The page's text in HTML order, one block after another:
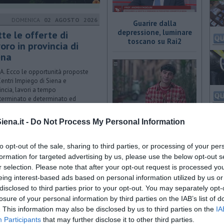
- Do Not Process My Personal Information
opt-out of the sale, sharing to third parties, or processing of your
for targeted advertising by us, please use the below opt-out
selection. Please note that after your opt-out request is processed
interest-based ads based on personal information utilized by us
to third parties prior to your opt-out. You may separately
of your personal information by third parties on the IAB’s list of
This information may also be disclosed by us to third parties on the
Participants that may further disclose it to other third parties.
DOMENICA 02 AGOSTO 2026
le offerte di
in provincia di
Ecco le opportunità proposte
Impiego di Siena e
lavori a tempo
e determinato ed
SABATO 01 AGOSTO 2026
dove risparmiare
DI SIENA. Ecco l'elenco
del carburante in provincia
Comune per comune gli
più economici dove fare
GIOVEDÌ30 LUGLIO 2026
Guarire dalla
depressione, luminare
toscano su Rai2
Giovane pianista elbano
Specialista toscana
spiega la nutrizione su